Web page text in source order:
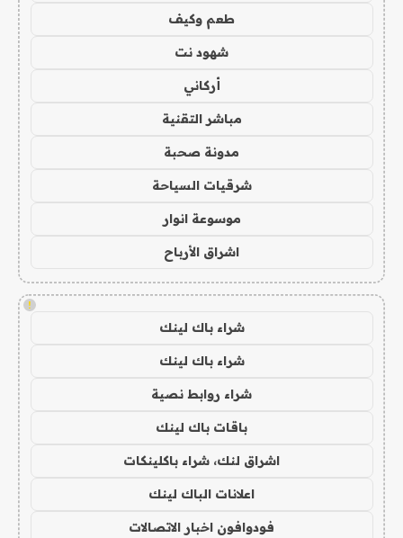
طعم وكيف
شهود نت
أركاني
مباشر التقنية
مدونة صحبة
شرقيات السياحة
موسوعة انوار
اشراق الأرباح
!
شراء باك لينك
شراء باك لينك
شراء روابط نصية
باقات باك لينك
اشراق لنك، شراء باكلينكات
اعلانات الباك لينك
فودوافون اخبار الاتصالات